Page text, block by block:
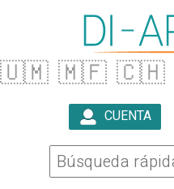
🇺🇲 🇲🇫 🇨🇭
CUENTA